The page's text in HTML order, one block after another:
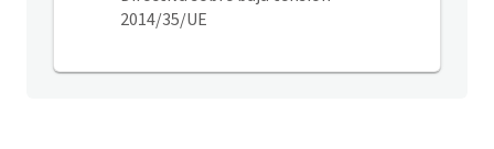
2014/35/UE